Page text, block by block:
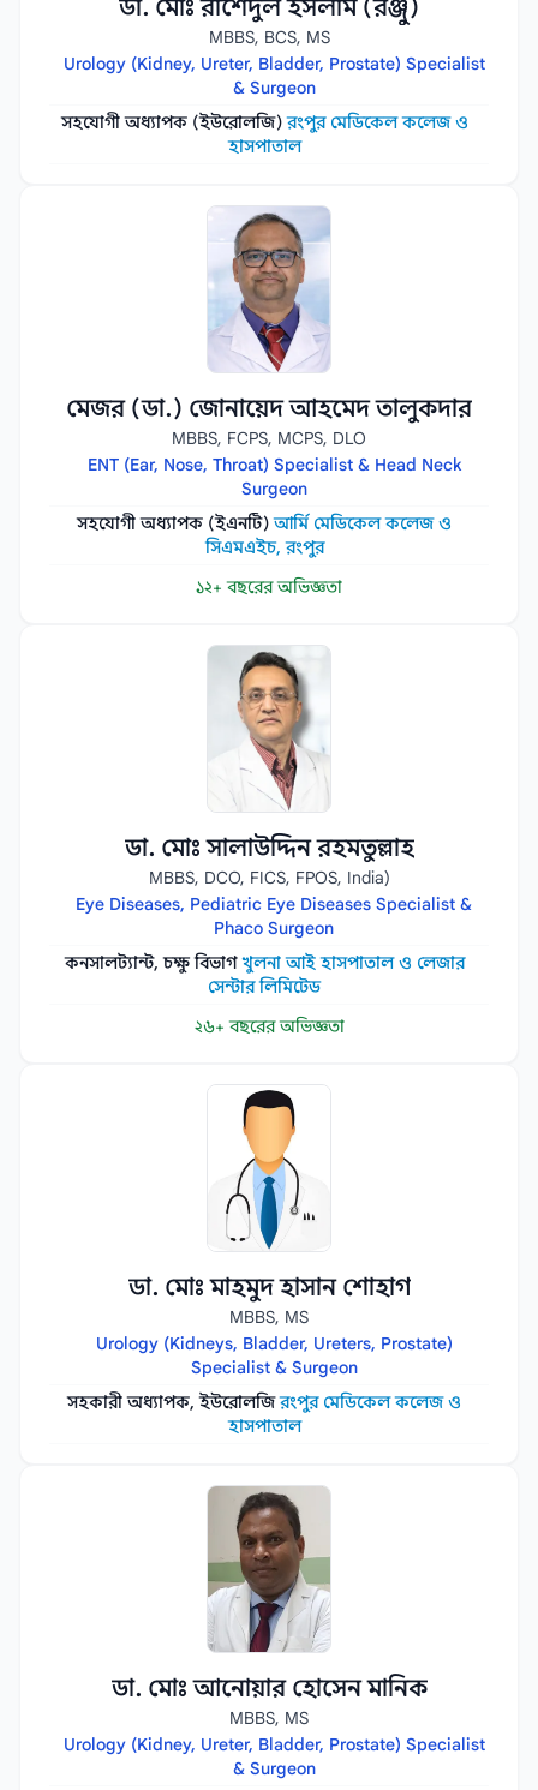
ডা. মোঃ রাশেদুল ইসলাম (রঞ্জু)
MBBS, BCS, MS
Urology (Kidney, Ureter, Bladder, Prostate) Specialist
& Surgeon
সহযোগী অধ্যাপক (ইউরোলজি)রংপুর মেডিকেল কলেজ ও
হাসপাতাল
মেজর (ডা.) জোনায়েদ আহমেদ তালুকদার
MBBS, FCPS, MCPS, DLO
ENT (Ear, Nose, Throat) Specialist & Head Neck
Surgeon
সহযোগী অধ্যাপক (ইএনটি)আর্মি মেডিকেল কলেজ ও
সিএমএইচ, রংপুর
১২+ বছরের অভিজ্ঞতা
ডা. মোঃ সালাউদ্দিন রহমতুল্লাহ
MBBS, DCO, FICS, FPOS, India)
Eye Diseases, Pediatric Eye Diseases Specialist &
Phaco Surgeon
কনসালট্যান্ট, চক্ষু বিভাগখুলনা আই হাসপাতাল ও লেজার
সেন্টার লিমিটেড
২৬+ বছরের অভিজ্ঞতা
ডা. মোঃ মাহমুদ হাসান শোহাগ
MBBS, MS
Urology (Kidneys, Bladder, Ureters, Prostate)
Specialist & Surgeon
সহকারী অধ্যাপক, ইউরোলজিরংপুর মেডিকেল কলেজ ও
হাসপাতাল
ডা. মোঃ আনোয়ার হোসেন মানিক
MBBS, MS
Urology (Kidney, Ureter, Bladder, Prostate) Specialist
& Surgeon